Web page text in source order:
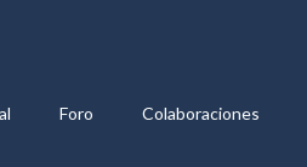
Foro Colaboraciones